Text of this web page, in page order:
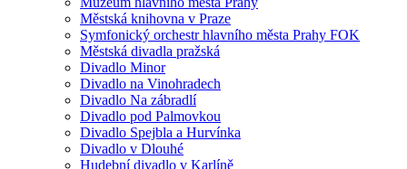
Městská knihovna v Praze
Symfonický orchestr hlavního města Prahy FOK
Městská divadla pražská
Divadlo Minor
Divadlo na Vinohradech
Divadlo Na zábradlí
Divadlo pod Palmovkou
Divadlo Spejbla a Hurvínka
Divadlo v Dlouhé
Hudební divadlo v Karlíně